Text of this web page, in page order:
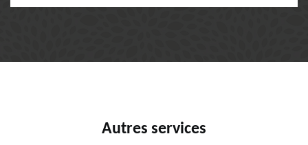
Autres services